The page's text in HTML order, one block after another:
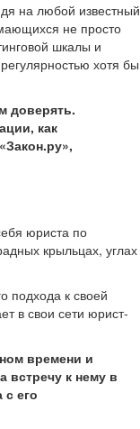
на любой известный
не просто
шкалы и
хотя бы
доверять.
как
юриста по
крыльцах, углах
подхода к своей
в свои сети юрист-
времени и
встречу к нему в
с его